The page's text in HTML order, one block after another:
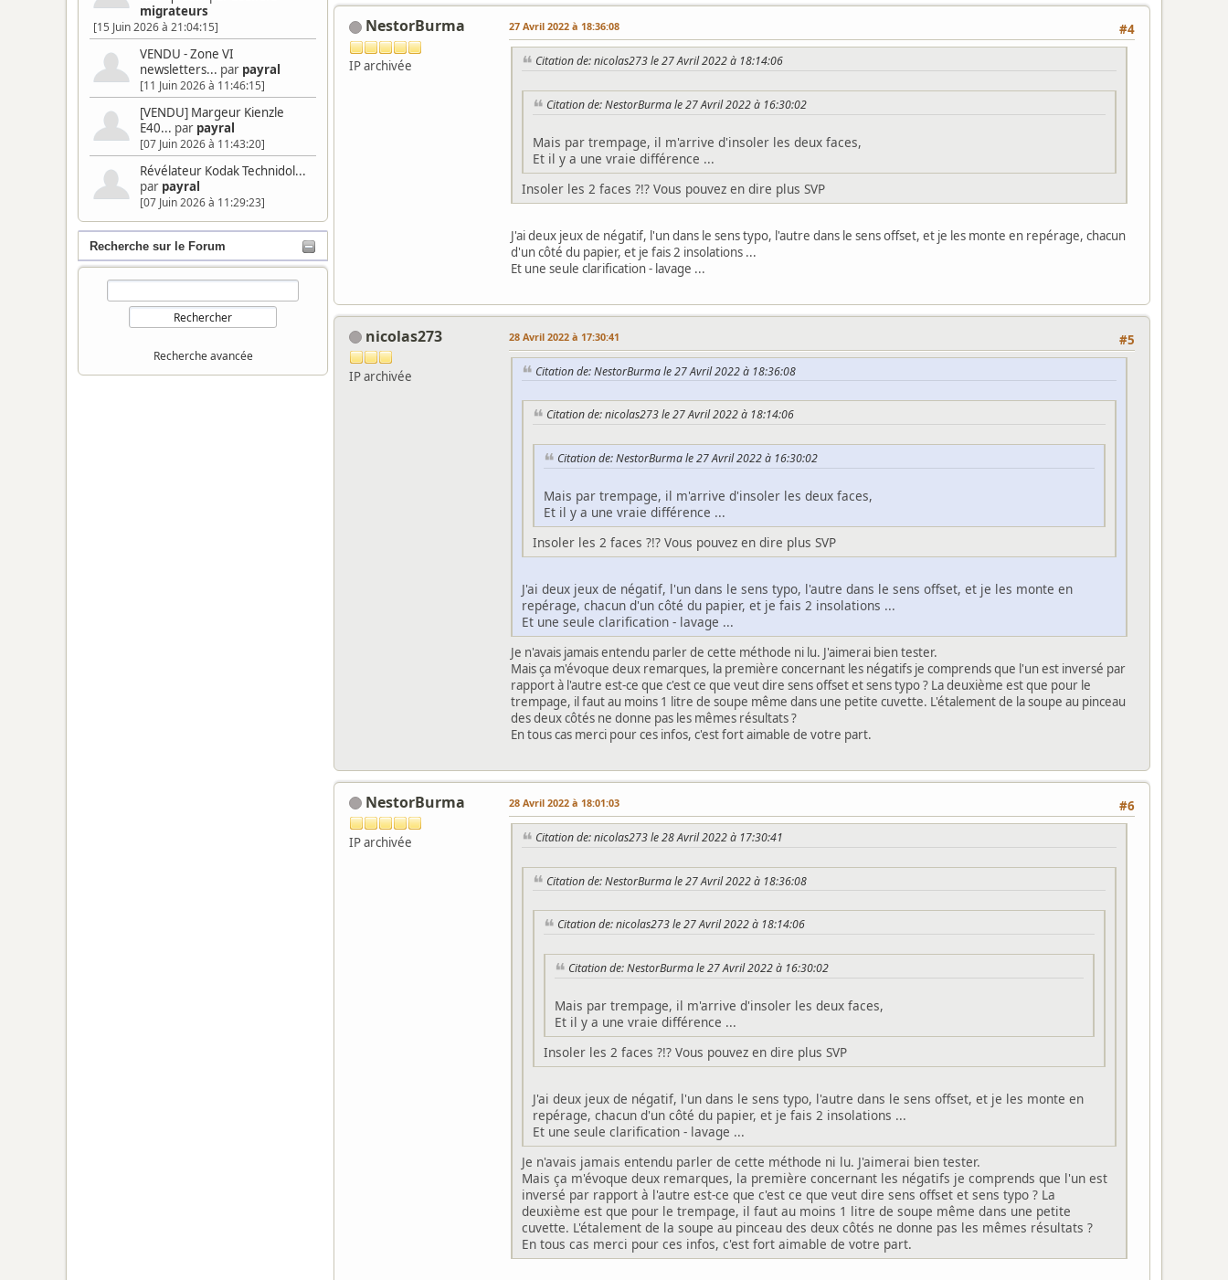
migrateurs
[15 Juin 2026 à 21:04:15]
VENDU - Zone VI
newsletters... par payral
[11 Juin 2026 à 11:46:15]
[VENDU] Margeur Kienzle
E40... par payral
[07 Juin 2026 à 11:43:20]
Révélateur Kodak Technidol...
par payral
[07 Juin 2026 à 11:29:23]
Recherche sur le Forum
Recherche avancée
NestorBurma
IP archivée
#4
27 Avril 2022 à 18:36:08
Citation de: nicolas273 le 27 Avril 2022 à 18:14:06
Citation de: NestorBurma le 27 Avril 2022 à 16:30:02
Mais par trempage, il m'arrive d'insoler les deux faces,
Et il y a une vraie différence ...
Insoler les 2 faces ?!? Vous pouvez en dire plus SVP
J'ai deux jeux de négatif, l'un dans le sens typo, l'autre dans le sens offset, et je les monte en repérage, chacun
d'un côté du papier, et je fais 2 insolations ...
Et une seule clarification - lavage ...
nicolas273
IP archivée
#5
28 Avril 2022 à 17:30:41
Citation de: NestorBurma le 27 Avril 2022 à 18:36:08
Citation de: nicolas273 le 27 Avril 2022 à 18:14:06
Citation de: NestorBurma le 27 Avril 2022 à 16:30:02
Mais par trempage, il m'arrive d'insoler les deux faces,
Et il y a une vraie différence ...
Insoler les 2 faces ?!? Vous pouvez en dire plus SVP
J'ai deux jeux de négatif, l'un dans le sens typo, l'autre dans le sens offset, et je les monte en
repérage, chacun d'un côté du papier, et je fais 2 insolations ...
Et une seule clarification - lavage ...
Je n'avais jamais entendu parler de cette méthode ni lu. J'aimerai bien tester.
Mais ça m'évoque deux remarques, la première concernant les négatifs je comprends que l'un est inversé par
rapport à l'autre est-ce que c'est ce que veut dire sens offset et sens typo ? La deuxième est que pour le
trempage, il faut au moins 1 litre de soupe même dans une petite cuvette. L'étalement de la soupe au pinceau
des deux côtés ne donne pas les mêmes résultats ?
En tous cas merci pour ces infos, c'est fort aimable de votre part.
NestorBurma
IP archivée
#6
28 Avril 2022 à 18:01:03
Citation de: nicolas273 le 28 Avril 2022 à 17:30:41
Citation de: NestorBurma le 27 Avril 2022 à 18:36:08
Citation de: nicolas273 le 27 Avril 2022 à 18:14:06
Citation de: NestorBurma le 27 Avril 2022 à 16:30:02
Mais par trempage, il m'arrive d'insoler les deux faces,
Et il y a une vraie différence ...
Insoler les 2 faces ?!? Vous pouvez en dire plus SVP
J'ai deux jeux de négatif, l'un dans le sens typo, l'autre dans le sens offset, et je les monte en
repérage, chacun d'un côté du papier, et je fais 2 insolations ...
Et une seule clarification - lavage ...
Je n'avais jamais entendu parler de cette méthode ni lu. J'aimerai bien tester.
Mais ça m'évoque deux remarques, la première concernant les négatifs je comprends que l'un est
inversé par rapport à l'autre est-ce que c'est ce que veut dire sens offset et sens typo ? La
deuxième est que pour le trempage, il faut au moins 1 litre de soupe même dans une petite
cuvette. L'étalement de la soupe au pinceau des deux côtés ne donne pas les mêmes résultats ?
En tous cas merci pour ces infos, c'est fort aimable de votre part.